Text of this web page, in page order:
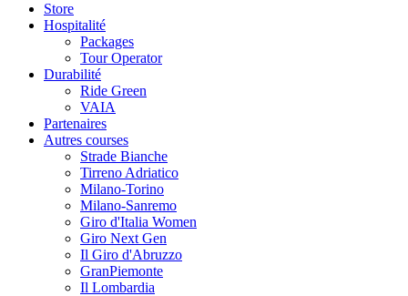
Store
Hospitalité
Packages
Tour Operator
Durabilité
Ride Green
VAIA
Partenaires
Autres courses
Strade Bianche
Tirreno Adriatico
Milano-Torino
Milano-Sanremo
Giro d'Italia Women
Giro Next Gen
Il Giro d'Abruzzo
GranPiemonte
Il Lombardia